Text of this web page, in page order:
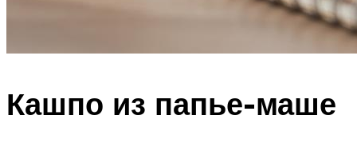
Кашпо из папье-маше